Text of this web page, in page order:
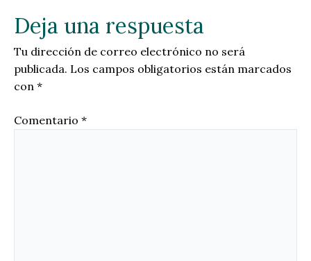
Deja una respuesta
Tu dirección de correo electrónico no será
publicada. Los campos obligatorios están marcados
con *
Comentario *